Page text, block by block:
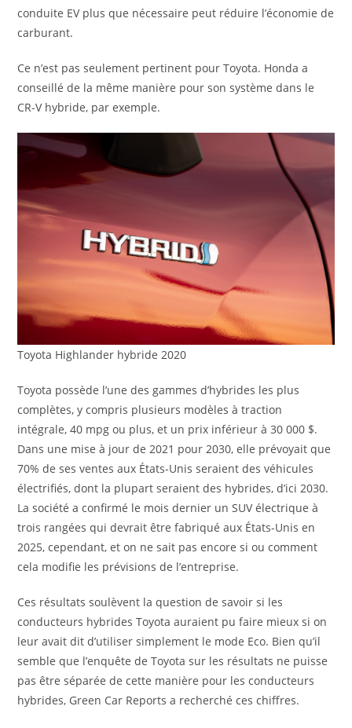
conduite EV plus que nécessaire peut réduire l’économie de
carburant.
Ce n’est pas seulement pertinent pour Toyota. Honda a
conseillé de la même manière pour son système dans le
CR-V hybride, par exemple.
Toyota Highlander hybride 2020
Toyota possède l’une des gammes d’hybrides les plus
complètes, y compris plusieurs modèles à traction
intégrale, 40 mpg ou plus, et un prix inférieur à 30 000 $.
Dans une mise à jour de 2021 pour 2030, elle prévoyait que
70% de ses ventes aux États-Unis seraient des véhicules
électrifiés, dont la plupart seraient des hybrides, d’ici 2030.
La société a confirmé le mois dernier un SUV électrique à
trois rangées qui devrait être fabriqué aux États-Unis en
2025, cependant, et on ne sait pas encore si ou comment
cela modifie les prévisions de l’entreprise.
Ces résultats soulèvent la question de savoir si les
conducteurs hybrides Toyota auraient pu faire mieux si on
leur avait dit d’utiliser simplement le mode Eco. Bien qu’il
semble que l’enquête de Toyota sur les résultats ne puisse
pas être séparée de cette manière pour les conducteurs
hybrides, Green Car Reports a recherché ces chiffres.